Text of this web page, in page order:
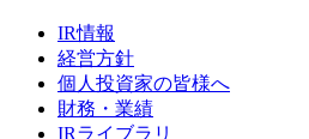
IR情報
経営方針
個人投資家の皆様へ
財務・業績
IRライブラリ